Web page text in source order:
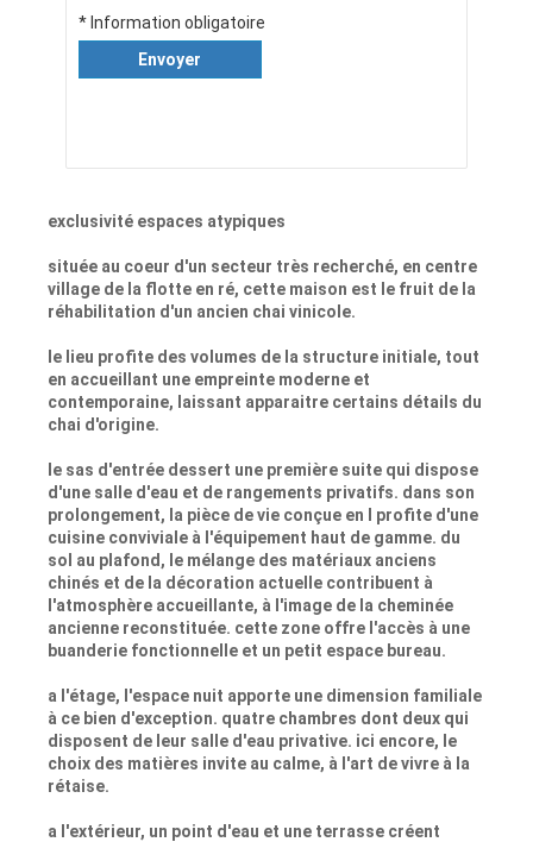
* Information obligatoire
Envoyer
exclusivité espaces atypiques
située au coeur d'un secteur très recherché, en centre
village de la flotte en ré, cette maison est le fruit de la
réhabilitation d'un ancien chai vinicole.
le lieu profite des volumes de la structure initiale, tout
en accueillant une empreinte moderne et
contemporaine, laissant apparaitre certains détails du
chai d'origine.
le sas d'entrée dessert une première suite qui dispose
d'une salle d'eau et de rangements privatifs. dans son
prolongement, la pièce de vie conçue en l profite d'une
cuisine conviviale à l'équipement haut de gamme. du
sol au plafond, le mélange des matériaux anciens
chinés et de la décoration actuelle contribuent à
l'atmosphère accueillante, à l'image de la cheminée
ancienne reconstituée. cette zone offre l'accès à une
buanderie fonctionnelle et un petit espace bureau.
a l'étage, l'espace nuit apporte une dimension familiale
à ce bien d'exception. quatre chambres dont deux qui
disposent de leur salle d'eau privative. ici encore, le
choix des matières invite au calme, à l'art de vivre à la
rétaise.
a l'extérieur, un point d'eau et une terrasse créent